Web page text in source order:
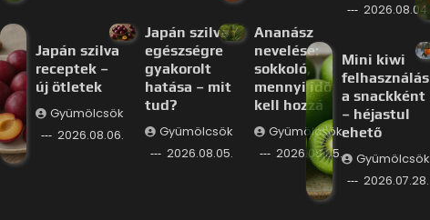
Japán szilva
receptek –
új ötletek
Gyümölcsök
2026.08.06.
Japán szilva
egészségre
gyakorolt
hatása – mit
tud?
Gyümölcsök
2026.08.05.
Ananász
nevelése:
sokkoló,
mennyi idő
kell hozzá
Gyümölcsök
2026.08.05.
2026.08.04.
Mini kiwi
felhasználás
a snackként
– héjastul
ehető
Gyümölcsök
2026.07.28.